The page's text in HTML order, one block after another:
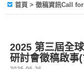
首頁 > 徵稿資訊Call
2025 第三屆全
研討會徵稿啟事